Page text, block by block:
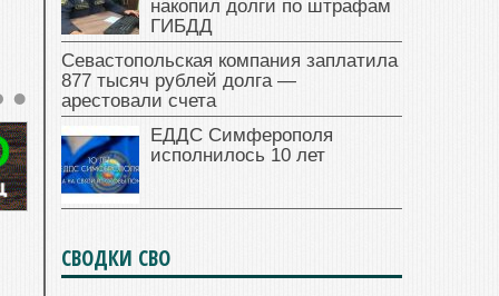
накопил долги по штрафам
ГИБДД
Севастопольская компания заплатила
877 тысяч рублей долга —
арестовали счета
ЕДДС Симферополя
исполнилось 10 лет
СВОДКИ СВО